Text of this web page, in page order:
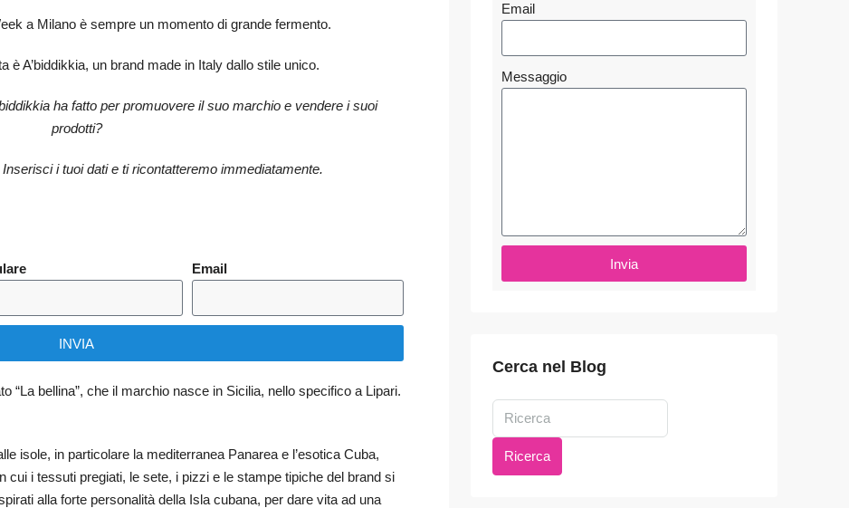
a Milano è sempre un momento di grande fermento.
è A’biddikkia, un brand made in Italy dallo stile unico.
ha fatto per promuovere il suo marchio e vendere i suoi
prodotti?
Inserisci i tuoi dati e ti ricontatteremo immediatamente.
Email
INVIA
“La bellina”, che il marchio nasce in Sicilia, nello specifico a Lipari.
isole, in particolare la mediterranea Panarea e l’esotica Cuba,
cui i tessuti pregiati, le sete, i pizzi e le stampe tipiche del brand si
alla forte personalità della Isla cubana, per dare vita ad una
Email
Messaggio
Invia
Cerca nel Blog
Ricerca